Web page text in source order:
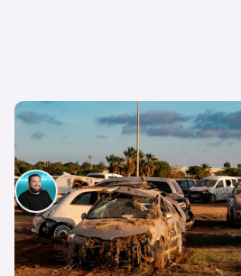
La DGT facilita los trámites
temporal de vehículos
David Díez
11 de noviembre de 2024